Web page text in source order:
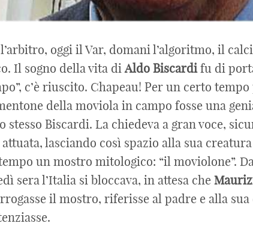
oggi il Var, domani l’algoritmo, il
Il sogno della vita diAldo Biscardifu di
c’è riuscito. Chapeau! Per un certo
della moviola in campo fosse una
stesso Biscardi. La chiedeva a gran voce,
lasciando così spazio alla sua
un mostro mitologico: “il moviolone”.
sera l’Italia si bloccava, in attesa che
il mostro, riferisse al padre e alla